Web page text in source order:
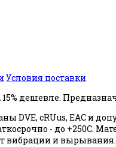
Условия поставки
дешевле.
DVE, cRUus, EAC и
- до +250С.
вибрации и вырывания.